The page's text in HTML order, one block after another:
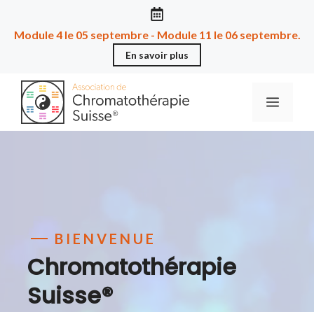
Module 4 le 05 septembre - Module 11 le 06 septembre.
En savoir plus
Menu
BIENVENUE
Chromatothérapie
Suisse®